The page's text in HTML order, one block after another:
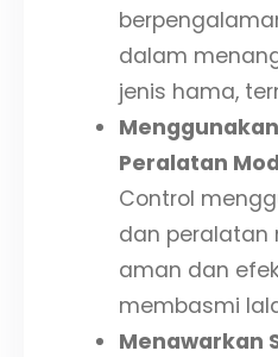
dalam
jenis hama,
Peralatan
Control
dan peralatan
aman dan
membasmi
Menawarkan